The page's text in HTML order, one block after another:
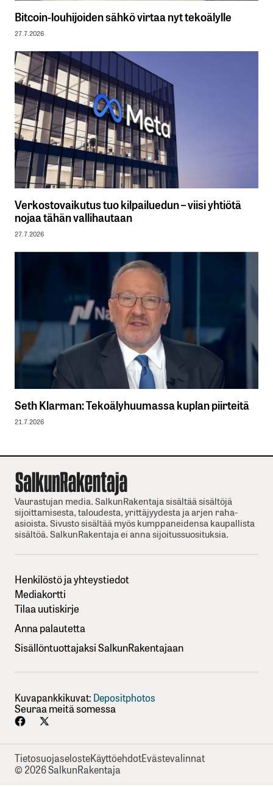
Bitcoin-louhijoiden sähkö virtaa nyt tekoälylle
27.7.2026
Verkostovaikutus tuo kilpailuedun – viisi yhtiötä
nojaa tähän vallihautaan
27.7.2026
Seth Klarman: Tekoälyhuumassa kuplan piirteitä
21.7.2026
Vaurastujan media. SalkunRakentaja sisältää sisältöjä
sijoittamisesta, taloudesta, yrittäjyydesta ja arjen raha-
asioista. Sivusto sisältää myös kumppaneidensa kaupallista
sisältöä. SalkunRakentaja ei anna sijoitussuosituksia.
Henkilöstö ja yhteystiedot
Mediakortti
Tilaa uutiskirje
Anna palautetta
Sisällöntuottajaksi SalkunRakentajaan
Kuvapankkikuvat: Depositphotos
Seuraa meitä somessa
TietosuojaselosteKäyttöehdotEvästevalinnat
© 2026 SalkunRakentaja